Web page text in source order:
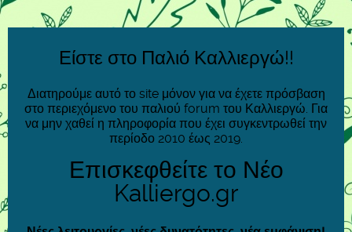
Είστε στο Παλιό Καλλιεργώ!!
Διατηρούμε αυτό το site μόνον για να έχετε πρόσβαση
στο περιεχόμενο του παλιού forum του Καλλιεργώ. Για
να μην χαθεί η πληροφορία που έχει συγκεντρωθεί την
περίοδο 2010 έως 2019.
Επισκεφθείτε το Νέο
Kalliergo.gr